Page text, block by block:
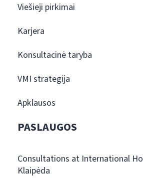
Viešieji pirkimai
Karjera
Konsultacinė taryba
VMI strategija
Apklausos
PASLAUGOS
Consultations at International
Klaipėda